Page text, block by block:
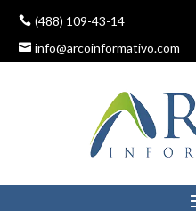
(488) 109-43-14
info@arcoinformativo.com